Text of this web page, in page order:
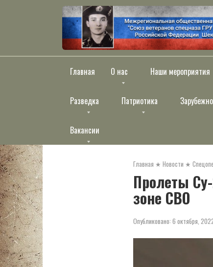
Главная О нас Наши мероприятия
Разведка Патриотика
Вакансии
Главная ★ Новости ★
Пролеты
зоне СВО
Опубликовано: 6 октября,